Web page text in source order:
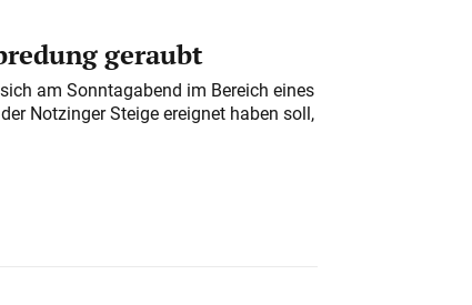
geraubt
am Sonntagabend im Bereich eines
Notzinger Steige ereignet haben soll,